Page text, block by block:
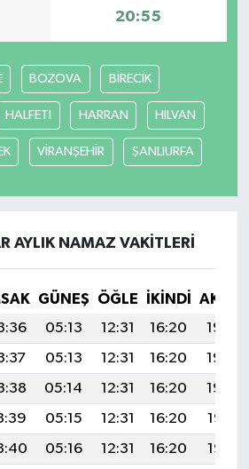
20:55
BOZOVA BİRECİK
HALFETİ HARRAN HİLVAN
VİRANŞEHİR ŞANLIURFA
AYLIK NAMAZ VAKITLERI
GÜNEŞ ÖĞLE İKINDI
05:13 12:31 16:20
19:40
05:13 12:31 16:20
19:39
05:14 12:31 16:20
19:39
05:15 12:31 16:20
19:38
05:16 12:31 16:20
19:37